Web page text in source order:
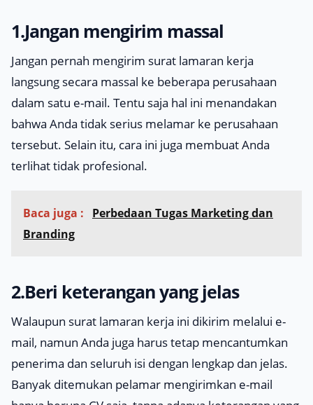
1.Jangan mengirim massal
Jangan pernah mengirim surat lamaran kerja
langsung secara massal ke beberapa perusahaan
dalam satu e-mail. Tentu saja hal ini menandakan
bahwa Anda tidak serius melamar ke perusahaan
tersebut. Selain itu, cara ini juga membuat Anda
terlihat tidak profesional.
Baca juga :
Perbedaan Tugas Marketing dan
Branding
2.Beri keterangan yang jelas
Walaupun surat lamaran kerja ini dikirim melalui e-
mail, namun Anda juga harus tetap mencantumkan
penerima dan seluruh isi dengan lengkap dan jelas.
Banyak ditemukan pelamar mengirimkan e-mail